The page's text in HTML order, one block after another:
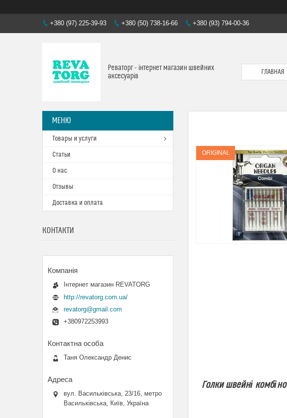
+380 (97) 225-39-93 +380 (50) 738-16-66 +380 (93) 794-00-36
Реваторг - інтернет магазин швейних
аксесуарів
ГЛАВНАЯ
ORIGINAL
Голки швейні
Товары и услуги
Статьи
О нас
Отзывы
Доставка и оплата
КОНТАКТИ
Інтернет магазин REVATORG
http://revatorg.com.ua/
revatorg@gmail.com
+380972253993
Таня Олександр Денис
вул. Васильківська, 23/16, метро
Васильківська, Київ, Україна